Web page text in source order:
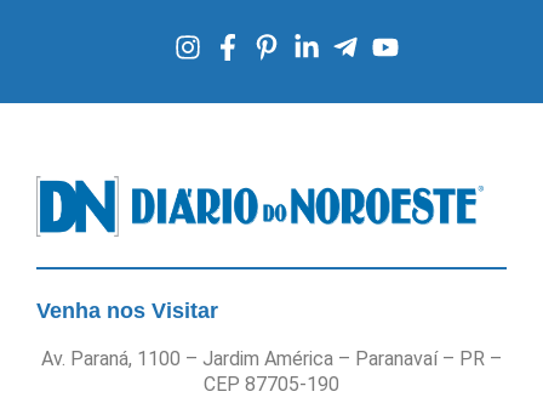
Venha nos Visitar
Av. Paraná, 1100 – Jardim América – Paranavaí – PR –
CEP 87705-190